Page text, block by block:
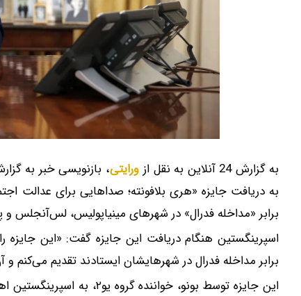
به گزارش 24 آنلاین به نقل از ورایتی، بازنویسی خبر به
به دریافت جایزه «هری بلافونته؛ صداهایی برای عدالت
برابر «مداخله فدرال» در شهرهای مینیاپولیس، لس‌آنجلس و
اسپرینگستین هنگام دریافت این جایزه گفت: «این جایزه
برابر مداخله فدرال در شهرهایشان ایستادند تقدیم می‌کنم و
این جایزه توسط بونو،
دریافت جایزه